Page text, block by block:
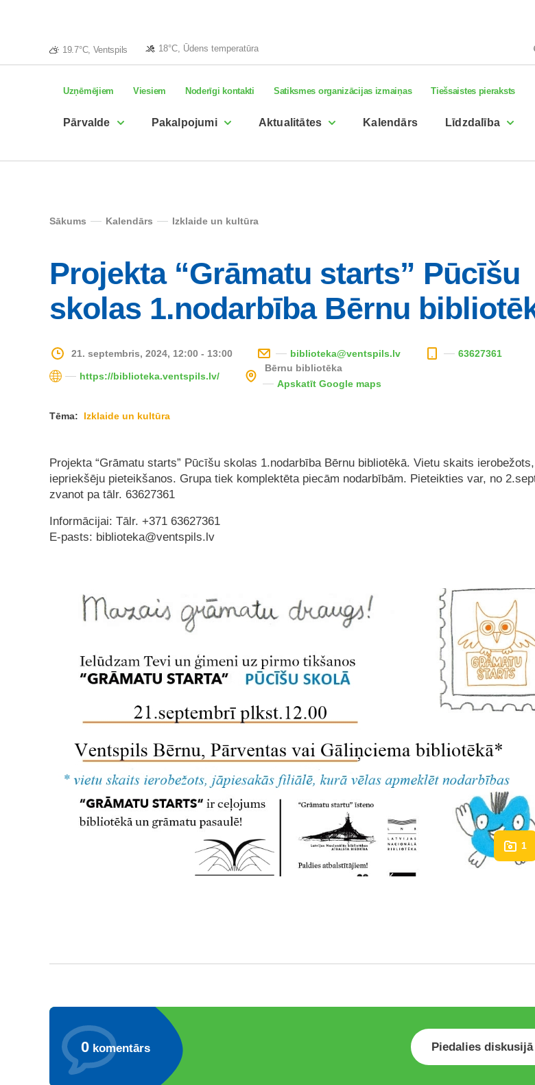
19.7°C, Ventspils 18°C, Ūdens temperatūra
Uzņēmējiem Viesiem Noderīgi kontakti Satiksmes organizācijas izmaiņas Tiešsaistes pieraksts
Pārvalde Pakalpojumi Aktualitātes Kalendārs Līdzdalība
Sākums Kalendārs Izklaide un kultūra
Projekta “Grāmatu starts” Pūcīšu
skolas 1.nodarbība Bērnu
21. septembris, 2024, 12:00 - 13:00 biblioteka@ventspils.lv 63627361
https://biblioteka.ventspils.lv/
Bērnu bibliotēka
Apskatīt Google maps
Tēma: Izklaide un kultūra
Projekta “Grāmatu starts” Pūcīšu skolas 1.nodarbība Bērnu bibliotēkā. Vietu skaits
iepriekšēju pieteikšanos. Grupa tiek komplektēta piecām nodarbībām. Pieteikties var, no
zvanot pa tālr. 63627361
Informācijai: Tālr. +371 63627361
E-pasts: biblioteka@ventspils.lv
1
0 komentārs Piedalies diskusijā